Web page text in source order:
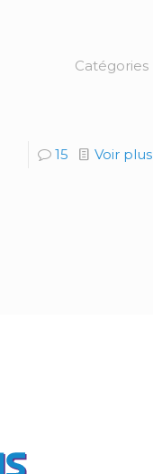
Catégories
15 Voir plus